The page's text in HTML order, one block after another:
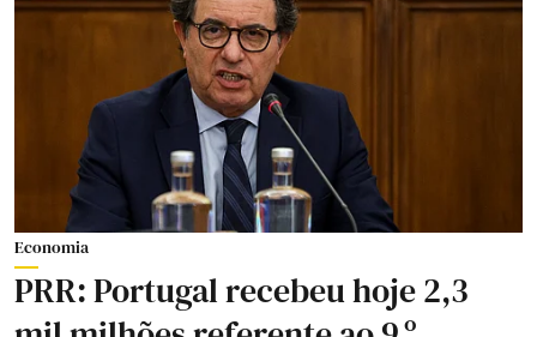
Economia
PRR: Portugal recebeu hoje 2,3